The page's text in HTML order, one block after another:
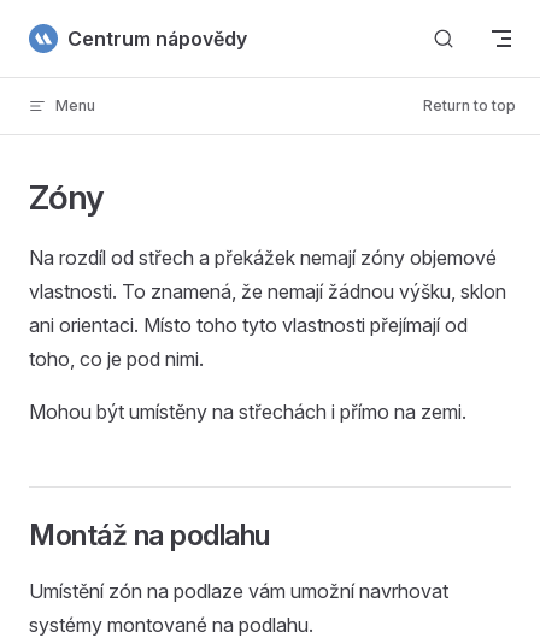
Skip to content
Centrum nápovědy
Menu Return to top
Zóny
Na rozdíl od střech a překážek nemají zóny objemové
vlastnosti. To znamená, že nemají žádnou výšku, sklon
ani orientaci. Místo toho tyto vlastnosti přejímají od
toho, co je pod nimi.
Mohou být umístěny na střechách i přímo na zemi.
Montáž na podlahu
Umístění zón na podlaze vám umožní navrhovat
systémy montované na podlahu.